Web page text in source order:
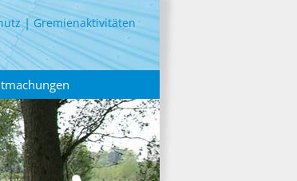
Gremienaktivitäten